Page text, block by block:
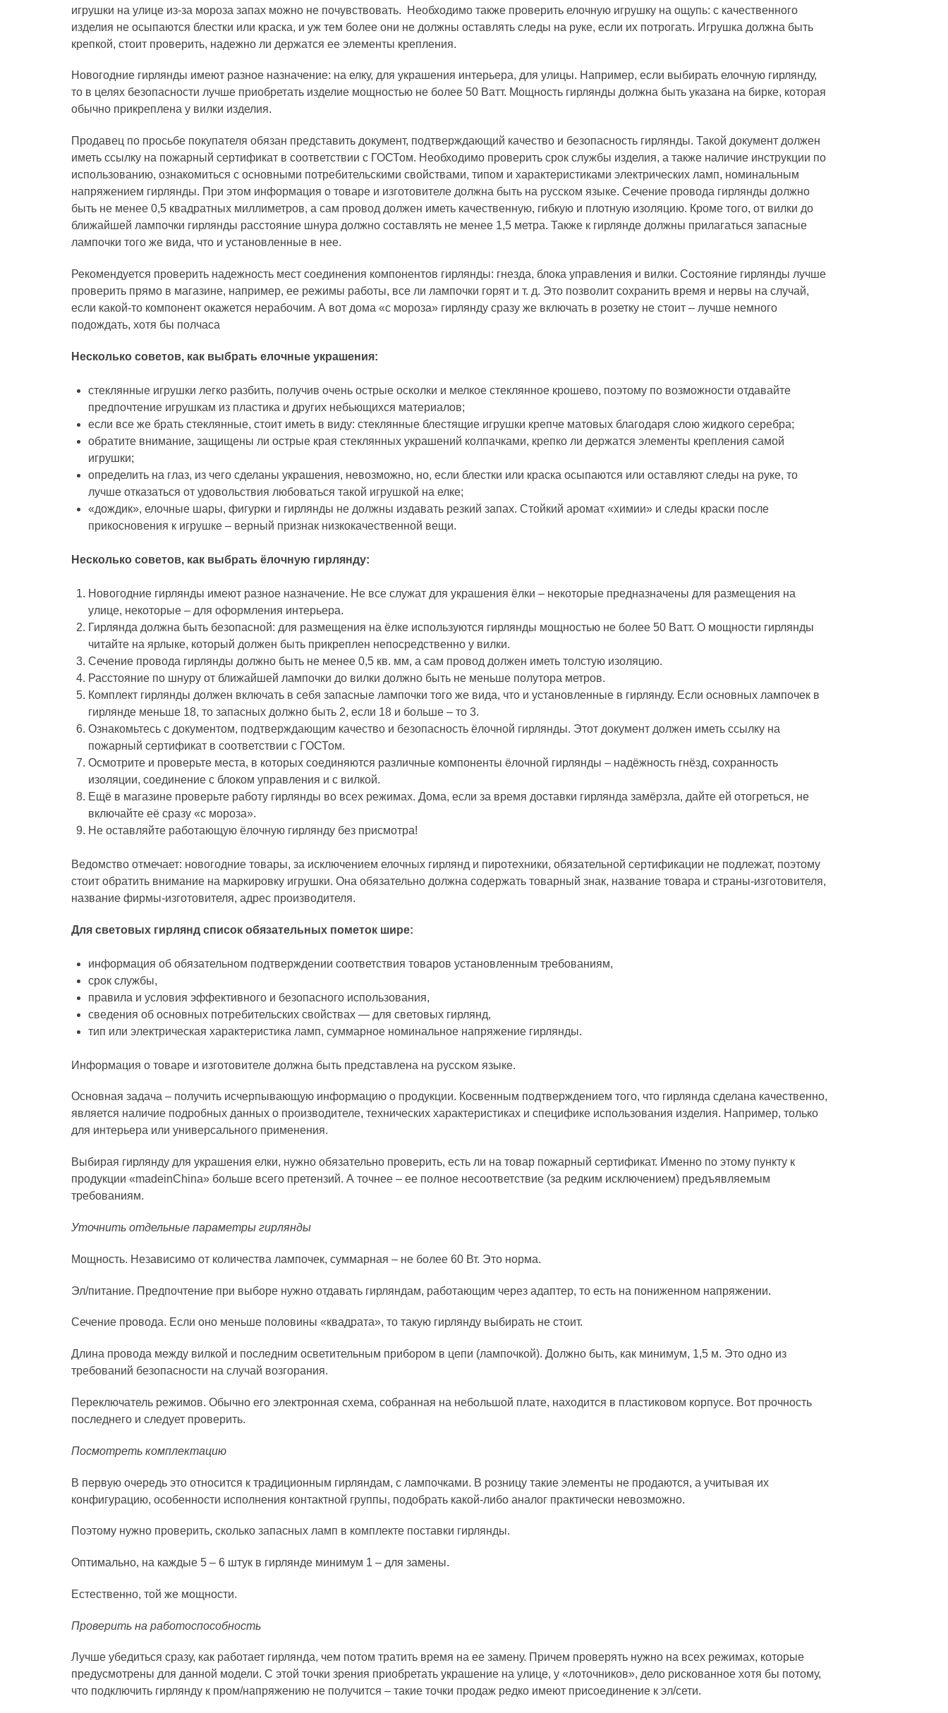
игрушки на улице из-за мороза запах можно не почувствовать. Необходимо также проверить елочную игрушку на ощупь: с качественного
изделия не осыпаются блестки или краска, и уж тем более они не должны оставлять следы на руке, если их потрогать. Игрушка должна быть
крепкой, стоит проверить, надежно ли держатся ее элементы крепления.
Новогодние гирлянды имеют разное назначение: на елку, для украшения интерьера, для улицы. Например, если выбирать елочную гирлянду,
то в целях безопасности лучше приобретать изделие мощностью не более 50 Ватт. Мощность гирлянды должна быть указана на бирке, которая
обычно прикреплена у вилки изделия.
Продавец по просьбе покупателя обязан представить документ, подтверждающий качество и безопасность гирлянды. Такой документ должен
иметь ссылку на пожарный сертификат в соответствии с ГОСТом. Необходимо проверить срок службы изделия, а также наличие инструкции по
использованию, ознакомиться с основными потребительскими свойствами, типом и характеристиками электрических ламп, номинальным
напряжением гирлянды. При этом информация о товаре и изготовителе должна быть на русском языке. Сечение провода гирлянды должно
быть не менее 0,5 квадратных миллиметров, а сам провод должен иметь качественную, гибкую и плотную изоляцию. Кроме того, от вилки до
ближайшей лампочки гирлянды расстояние шнура должно составлять не менее 1,5 метра. Также к гирлянде должны прилагаться запасные
лампочки того же вида, что и установленные в нее.
Рекомендуется проверить надежность мест соединения компонентов гирлянды: гнезда, блока управления и вилки. Состояние гирлянды лучше
проверить прямо в магазине, например, ее режимы работы, все ли лампочки горят и т. д. Это позволит сохранить время и нервы на случай,
если какой-то компонент окажется нерабочим. А вот дома «с мороза» гирлянду сразу же включать в розетку не стоит – лучше немного
подождать, хотя бы полчаса
Несколько советов, как выбрать елочные украшения:
стеклянные игрушки легко разбить, получив очень острые осколки и мелкое стеклянное крошево, поэтому по возможности отдавайте
предпочтение игрушкам из пластика и других небьющихся материалов;
если все же брать стеклянные, стоит иметь в виду: стеклянные блестящие игрушки крепче матовых благодаря слою жидкого серебра;
обратите внимание, защищены ли острые края стеклянных украшений колпачками, крепко ли держатся элементы крепления самой
игрушки;
определить на глаз, из чего сделаны украшения, невозможно, но, если блестки или краска осыпаются или оставляют следы на руке, то
лучше отказаться от удовольствия любоваться такой игрушкой на елке;
«дождик», елочные шары, фигурки и гирлянды не должны издавать резкий запах. Стойкий аромат «химии» и следы краски после
прикосновения к игрушке – верный признак низкокачественной вещи.
Несколько советов, как выбрать ёлочную гирлянду:
Новогодние гирлянды имеют разное назначение. Не все служат для украшения ёлки – некоторые предназначены для размещения на
улице, некоторые – для оформления интерьера.
Гирлянда должна быть безопасной: для размещения на ёлке используются гирлянды мощностью не более 50 Ватт. О мощности гирлянды
читайте на ярлыке, который должен быть прикреплен непосредственно у вилки.
Сечение провода гирлянды должно быть не менее 0,5 кв. мм, а сам провод должен иметь толстую изоляцию.
Расстояние по шнуру от ближайшей лампочки до вилки должно быть не меньше полутора метров.
Комплект гирлянды должен включать в себя запасные лампочки того же вида, что и установленные в гирлянду. Если основных лампочек в
гирлянде меньше 18, то запасных должно быть 2, если 18 и больше – то 3.
Ознакомьтесь с документом, подтверждающим качество и безопасность ёлочной гирлянды. Этот документ должен иметь ссылку на
пожарный сертификат в соответствии с ГОСТом.
Осмотрите и проверьте места, в которых соединяются различные компоненты ёлочной гирлянды – надёжность гнёзд, сохранность
изоляции, соединение с блоком управления и с вилкой.
Ещё в магазине проверьте работу гирлянды во всех режимах. Дома, если за время доставки гирлянда замёрзла, дайте ей отогреться, не
включайте её сразу «с мороза».
Не оставляйте работающую ёлочную гирлянду без присмотра!
Ведомство отмечает: новогодние товары, за исключением елочных гирлянд и пиротехники, обязательной сертификации не подлежат, поэтому
стоит обратить внимание на маркировку игрушки. Она обязательно должна содержать товарный знак, название товара и страны-изготовителя,
название фирмы-изготовителя, адрес производителя.
Для световых гирлянд список обязательных пометок шире:
информация об обязательном подтверждении соответствия товаров установленным требованиям,
срок службы,
правила и условия эффективного и безопасного использования,
сведения об основных потребительских свойствах — для световых гирлянд,
тип или электрическая характеристика ламп, суммарное номинальное напряжение гирлянды.
Информация о товаре и изготовителе должна быть представлена на русском языке.
Основная задача – получить исчерпывающую информацию о продукции. Косвенным подтверждением того, что гирлянда сделана качественно,
является наличие подробных данных о производителе, технических характеристиках и специфике использования изделия. Например, только
для интерьера или универсального применения.
Выбирая гирлянду для украшения елки, нужно обязательно проверить, есть ли на товар пожарный сертификат. Именно по этому пункту к
продукции «madeinChina» больше всего претензий. А точнее – ее полное несоответствие (за редким исключением) предъявляемым
требованиям.
Уточнить отдельные параметры гирлянды
Мощность. Независимо от количества лампочек, суммарная – не более 60 Вт. Это норма.
Эл/питание. Предпочтение при выборе нужно отдавать гирляндам, работающим через адаптер, то есть на пониженном напряжении.
Сечение провода. Если оно меньше половины «квадрата», то такую гирлянду выбирать не стоит.
Длина провода между вилкой и последним осветительным прибором в цепи (лампочкой). Должно быть, как минимум, 1,5 м. Это одно из
требований безопасности на случай возгорания.
Переключатель режимов. Обычно его электронная схема, собранная на небольшой плате, находится в пластиковом корпусе. Вот прочность
последнего и следует проверить.
Посмотреть комплектацию
В первую очередь это относится к традиционным гирляндам, с лампочками. В розницу такие элементы не продаются, а учитывая их
конфигурацию, особенности исполнения контактной группы, подобрать какой-либо аналог практически невозможно.
Поэтому нужно проверить, сколько запасных ламп в комплекте поставки гирлянды.
Оптимально, на каждые 5 – 6 штук в гирлянде минимум 1 – для замены.
Естественно, той же мощности.
Проверить на работоспособность
Лучше убедиться сразу, как работает гирлянда, чем потом тратить время на ее замену. Причем проверять нужно на всех режимах, которые
предусмотрены для данной модели. С этой точки зрения приобретать украшение на улице, у «лоточников», дело рискованное хотя бы потому,
что подключить гирлянду к пром/напряжению не получится – такие точки продаж редко имеют присоединение к эл/сети.